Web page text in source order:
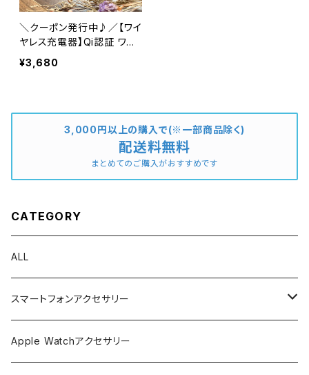
＼クーポン発行中♪／【ワイ
ヤレス充電器】Qi認証 ワイ
ヤレスチャージャー ランプ
付き Qi機種対応 置くだけ
¥3,680
3,000円以上の購入で(※一部商品除く)
配送料無料
まとめてのご購入がおすすめです
CATEGORY
ALL
スマートフォンアクセサリー
iPhone ケース
Apple Watchアクセサリー